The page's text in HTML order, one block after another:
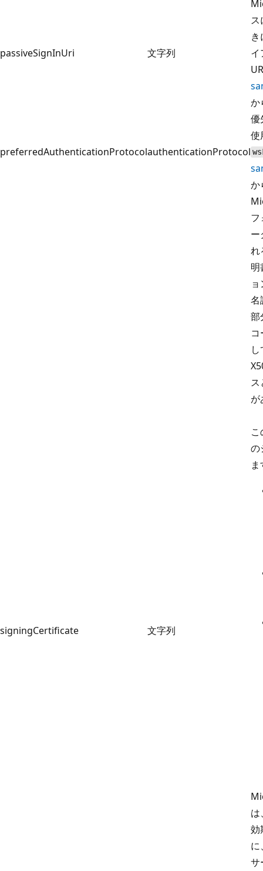
passiveSignInUri 文字列
ス
イ
か
preferredAuthenticationProtocolauthenticationProtocol
優
使
か
signingCertificate 文字列
フ
ー
れ
明
名
部
ス
が
の
は
効
に
サ